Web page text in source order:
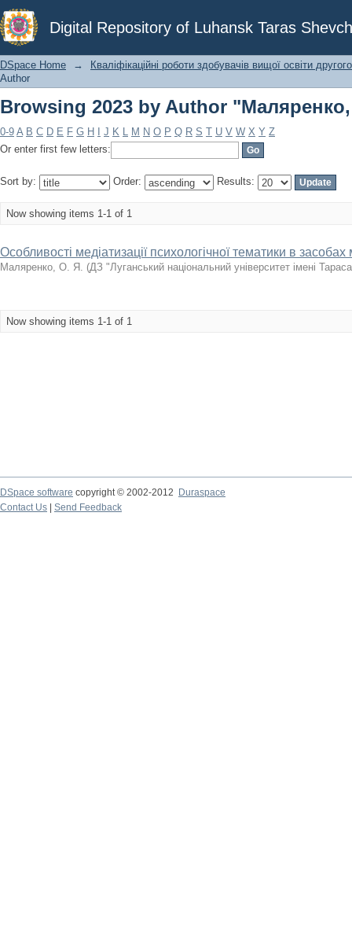
Digital Repository of Luhansk Taras
Browsing 2023 by Author
DSpace Home →
Кваліфікаційні роботи здобувачів вищої освіти
Author
Browsing 2023 by Author
0-9 A B C D E F G H J K L M N O P Q R S T U V W X Y Z
Or enter first few letters:
Sort by: Order: Results:
Now showing items 1-1 of 1
Особливості медіатизації психологічної тематики в засобах
Маляренко, О. Я. (ДЗ "Луганський національний університет імені
Now showing items 1-1 of 1
DSpace software copyright © 2002-2012
Duraspace
Contact Us
Send Feedback